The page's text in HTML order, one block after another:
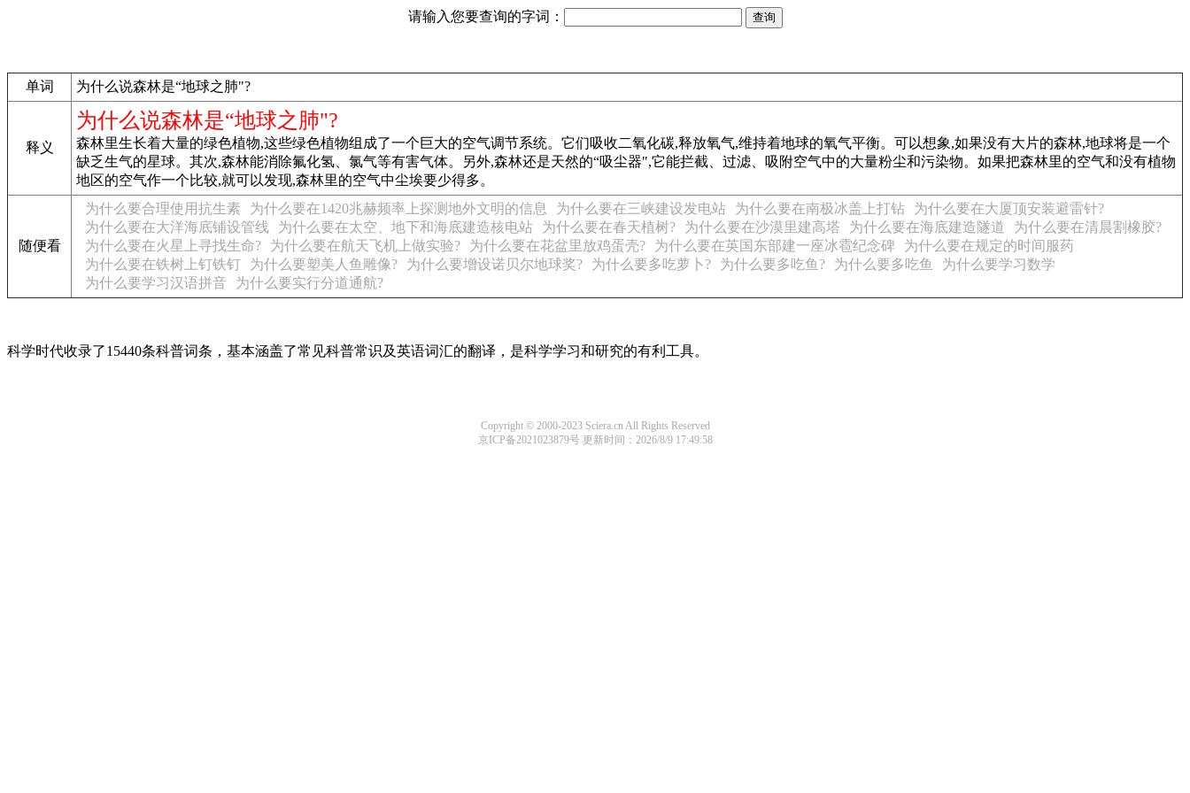
请输入您要查询的字词：
单词 为什么说森林是“地球之肺"?
释义
为什么说森林是“地球之肺"?
森林里生长着大量的绿色植物,这些绿色植物组成了一个巨大的空气调节系统。它们吸收二氧化碳,释放氧气,维持着地球的氧气平衡。可以想象,如果没有大片的森林,地球将是一个
缺乏生气的星球。其次,森林能消除氟化氢、氯气等有害气体。另外,森林还是天然的“吸尘器",它能拦截、过滤、吸附空气中的大量粉尘和污染物。如果把森林里的空气和没有植物
地区的空气作一个比较,就可以发现,森林里的空气中尘埃要少得多。
随便看
为什么要合理使用抗生素 为什么要在1420兆赫频率上探测地外文明的信息 为什么要在三峡建设发电站 为什么要在南极冰盖上打钻
为什么要在大厦顶安装避雷针?
为什么要在大洋海底铺设管线
为什么要在太空、地下和海底建造核电站 为什么要在春天植树? 为什么要在沙漠里建高塔 为什么要在海底建造隧道
为什么要在清晨割橡胶?
为什么要在火星上寻找生命?
为什么要在航天飞机上做实验? 为什么要在花盆里放鸡蛋壳? 为什么要在英国东部建一座冰雹纪念碑
为什么要在规定的时间服药
为什么要在铁树上钉铁钉
为什么要塑美人鱼雕像? 为什么要增设诺贝尔地球奖? 为什么要多吃萝卜? 为什么要多吃鱼? 为什么要多吃鱼
为什么要学习数学
为什么要学习汉语拼音
为什么要实行分道通航?
科学时代收录了15440条科普词条，基本涵盖了常见科普常识及英语词汇的翻译，是科学学习和研究的有利工具。
Copyright © 2000-2023 Sciera.cn All Rights Reserved
京ICP备2021023879号更新时间：2026/8/9 17:49:58